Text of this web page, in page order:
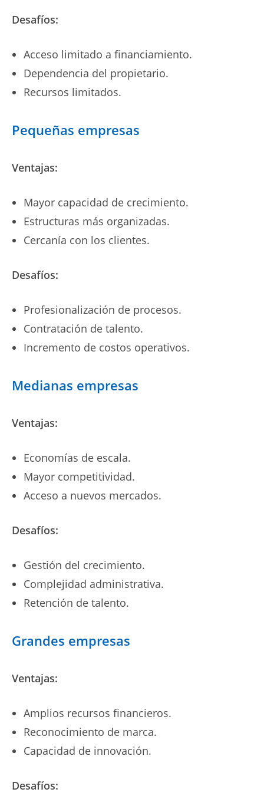
Desafíos:
Acceso limitado a financiamiento.
Dependencia del propietario.
Recursos limitados.
Pequeñas empresas
Ventajas:
Mayor capacidad de crecimiento.
Estructuras más organizadas.
Cercanía con los clientes.
Desafíos:
Profesionalización de procesos.
Contratación de talento.
Incremento de costos operativos.
Medianas empresas
Ventajas:
Economías de escala.
Mayor competitividad.
Acceso a nuevos mercados.
Desafíos:
Gestión del crecimiento.
Complejidad administrativa.
Retención de talento.
Grandes empresas
Ventajas:
Amplios recursos financieros.
Reconocimiento de marca.
Capacidad de innovación.
Desafíos: